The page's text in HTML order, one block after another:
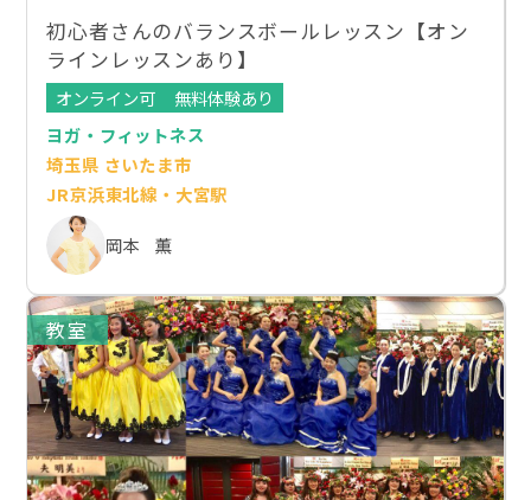
初心者さんのバランスボールレッスン【オン
ラインレッスンあり】
オンライン可
無料体験あり
ヨガ・フィットネス
埼玉県 さいたま市
JR京浜東北線・大宮駅
岡本 薫
教室